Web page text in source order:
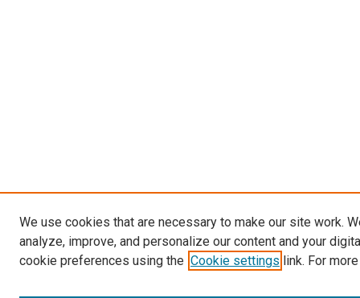
We use cookies that are necessary to make our site work.
analyze, improve, and personalize our content and your
cookie preferences using the Cookie settings link. For